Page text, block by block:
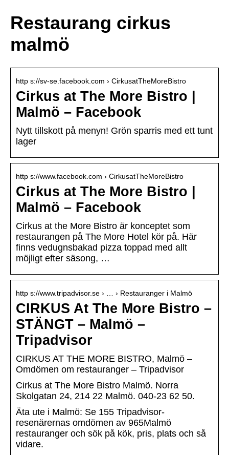
Restaurang cirkus
malmö
http s://sv-se.facebook.com › CirkusatTheMoreBistro
Cirkus at The More Bistro |
Malmö – Facebook
Nytt tillskott på menyn! Grön sparris med ett tunt
lager
http s://www.facebook.com › CirkusatTheMoreBistro
Cirkus at The More Bistro |
Malmö – Facebook
Cirkus at the More Bistro är konceptet som
restaurangen på The More Hotel kör på. Här
finns vedugnsbakad pizza toppad med allt
möjligt efter säsong, …
http s://www.tripadvisor.se › … › Restauranger i Malmö
CIRKUS At The More Bistro –
STÄNGT – Malmö –
Tripadvisor
CIRKUS AT THE MORE BISTRO, Malmö –
Omdömen om restauranger – Tripadvisor
Cirkus at The More Bistro Malmö. Norra
Skolgatan 24, 214 22 Malmö. 040-23 62 50.
Äta ute i Malmö: Se 155 Tripadvisor-
resenärernas omdömen av 965Malmö
restauranger och sök på kök, pris, plats och så
vidare.